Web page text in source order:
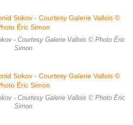
- Courtesy Galerie Vallois © Photo Éric
Simon
- Courtesy Galerie Vallois © Photo Éric
Simon